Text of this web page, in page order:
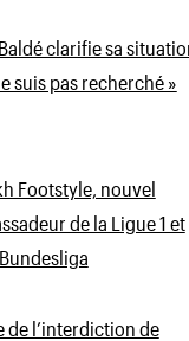
clarifie sa
suis pas recherché »
Footstyle, nouvel
de la Ligue 1 et
de l’interdiction de